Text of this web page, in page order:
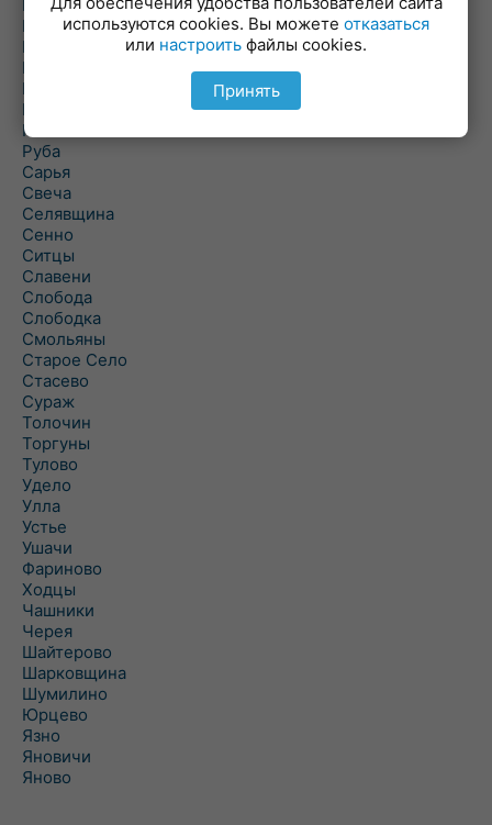
Повятье
Погоща
Подсвилье
Полоцк
Поставы
Прозороки
Россоны
Руба
Сарья
Свеча
Селявщина
Сенно
Ситцы
Славени
Слобода
Слободка
Смольяны
Старое Село
Стасево
Сураж
Толочин
Торгуны
Тулово
Удело
Улла
Устье
Ушачи
Фариново
Ходцы
Чашники
Черея
Шайтерово
Шарковщина
Шумилино
Юрцево
Язно
Яновичи
Яново
используются cookies. Вы можете отказаться
или настроить файлы cookies.
Принять